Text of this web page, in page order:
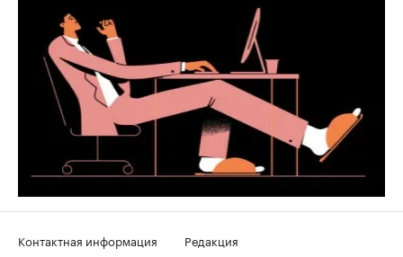
Контактная информация
Редакция